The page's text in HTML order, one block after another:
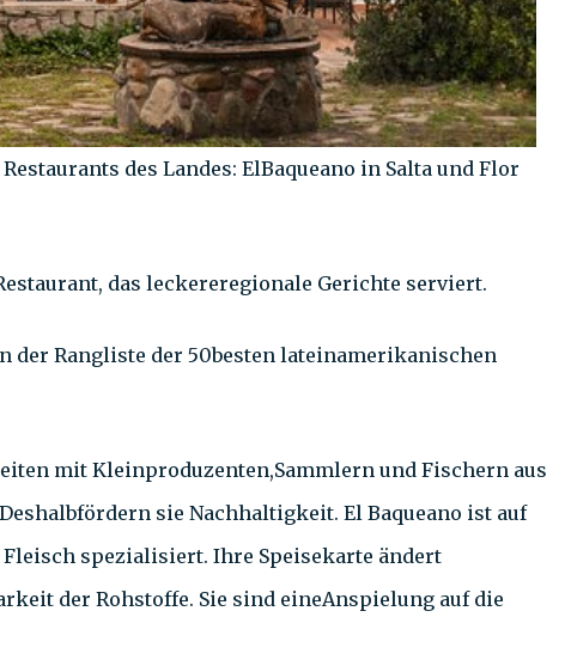
des Landes: ElBaqueano in Salta und Flor
das leckereregionale Gerichte serviert.
der Rangliste der 50besten lateinamerikanischen
mit Kleinproduzenten,Sammlern und Fischern aus
sie Nachhaltigkeit. El Baqueano ist auf
spezialisiert. Ihre Speisekarte ändert
der Rohstoffe. Sie sind eineAnspielung auf die